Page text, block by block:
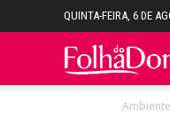
QUINTA-FEIRA, 6 DE
Ambiente